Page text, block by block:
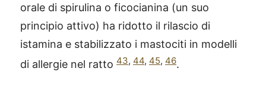
orale di spirulina o ficocianina (un suo
principio attivo) ha ridotto il rilascio di
istamina e stabilizzato i mastociti in modelli
di allergie nel ratto 43, 44, 45, 46.